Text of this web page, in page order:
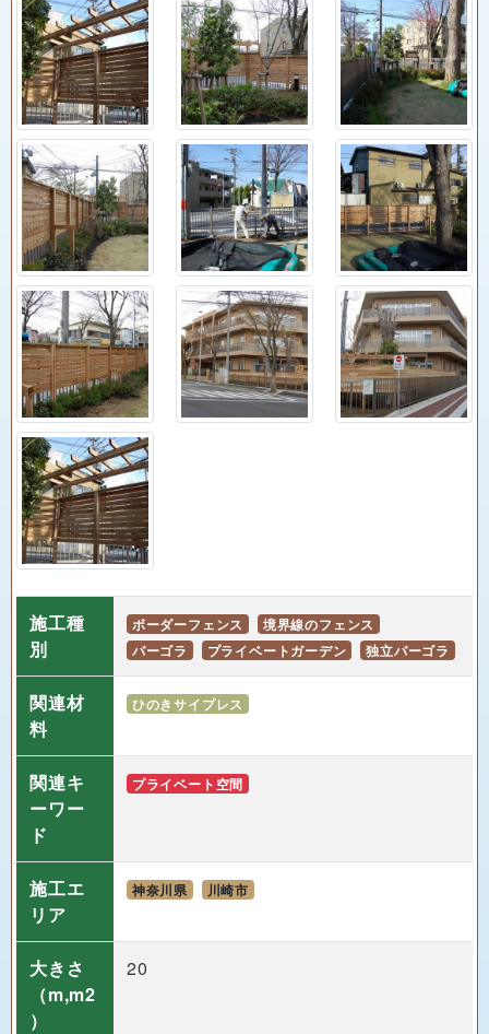
施工種
別
ボーダーフェンス
境界線のフェンス
パーゴラ
プライベートガーデン 独立パーゴラ
関連材
料
ひのきサイプレス
関連キ
ーワー
ド
プライベート空間
施工エ
リア
神奈川県 川崎市
大きさ
（m,m2
）
20